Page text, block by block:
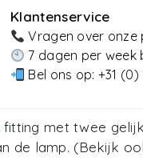
Klantenservice
Vragen over onze
7 dagen per week
Bel ons op: +31 (0)
fitting met twee
de lamp. (Bekijk